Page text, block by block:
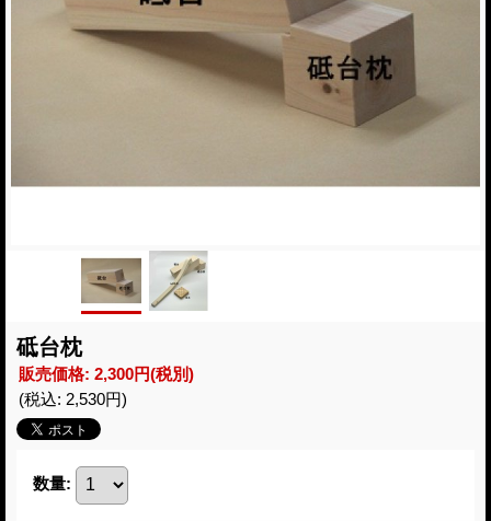
砥台枕
販売価格: 2,300円(税別)
(税込: 2,530円)
数量: